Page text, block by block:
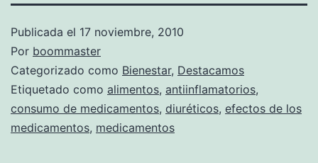
Publicada el 17 noviembre, 2010
Por boommaster
Categorizado como Bienestar, Destacamos
Etiquetado como alimentos, antiinflamatorios,
consumo de medicamentos, diuréticos, efectos de los
medicamentos, medicamentos